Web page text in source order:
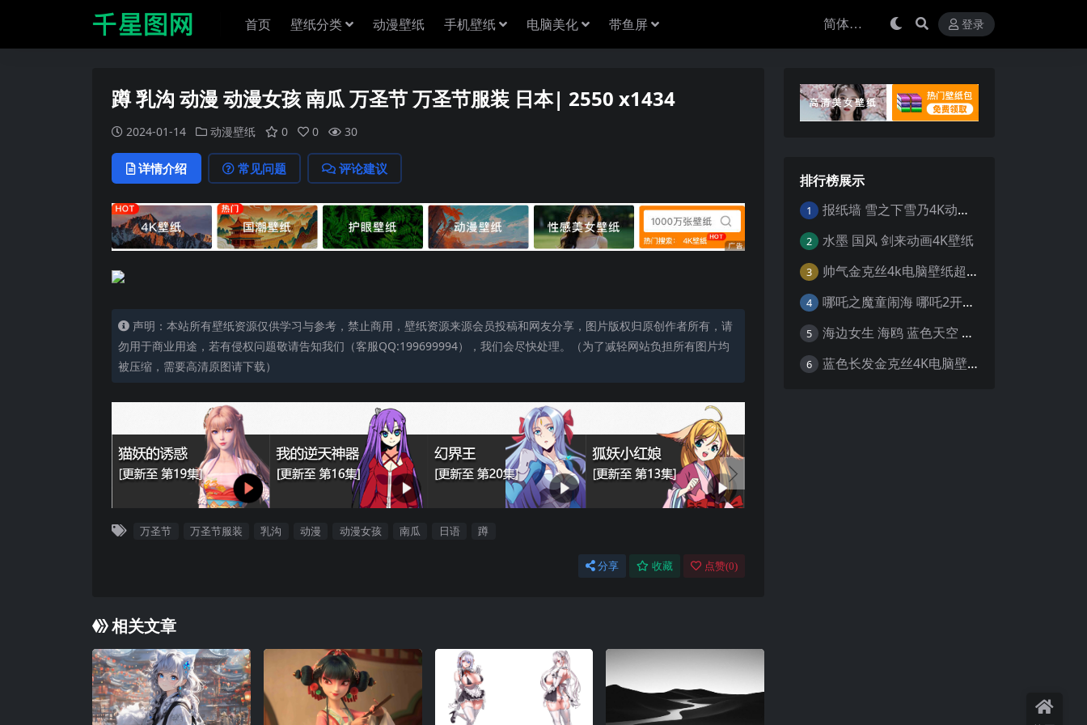
首页 壁纸分类 动漫壁纸 手机壁纸 电脑美化 带鱼屏 登录
蹲 乳沟 动漫 动漫女孩 南瓜 万圣节 万圣节服装 日本| 2550 x1434
2024-01-14 动漫壁纸 0 0 30
详情介绍 常见问题 评论建议
声明：本站所有壁纸资源仅供学习与参考，禁止商用，壁纸资源来源会员投稿和网友分享，图片版权归原创作者所有，请
勿用于商业用途，若有侵权问题敬请告知我们（客服QQ:199699994），我们会尽快处理。（为了减轻网站负担所有图片均
被压缩，需要高清原图请下载）
万圣节 万圣节服装 乳沟 动漫 动漫女孩 南瓜 日语 蹲
分享 收藏 点赞(0)
相关文章
排行榜展示
1 报纸墙 雪之下雪乃4K动漫壁纸
2 水墨 国风 剑来动画4K壁纸
3 帅气金克丝4k电脑壁纸超清
4 哪吒之魔童闹海 哪吒2开场4K壁纸
5 海边女生 海鸥 蓝色天空 4K壁纸
6 蓝色长发金克丝4K电脑壁纸